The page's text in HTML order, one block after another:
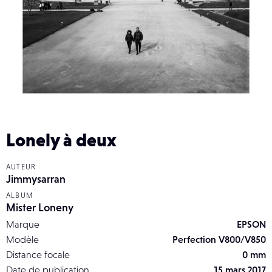
Lonely à deux
AUTEUR
Jimmysarran
ALBUM
Mister Loneny
Marque
EPSON
Modèle
Perfection V800/V850
Distance focale
0 mm
Date de publication
15 mars 2017